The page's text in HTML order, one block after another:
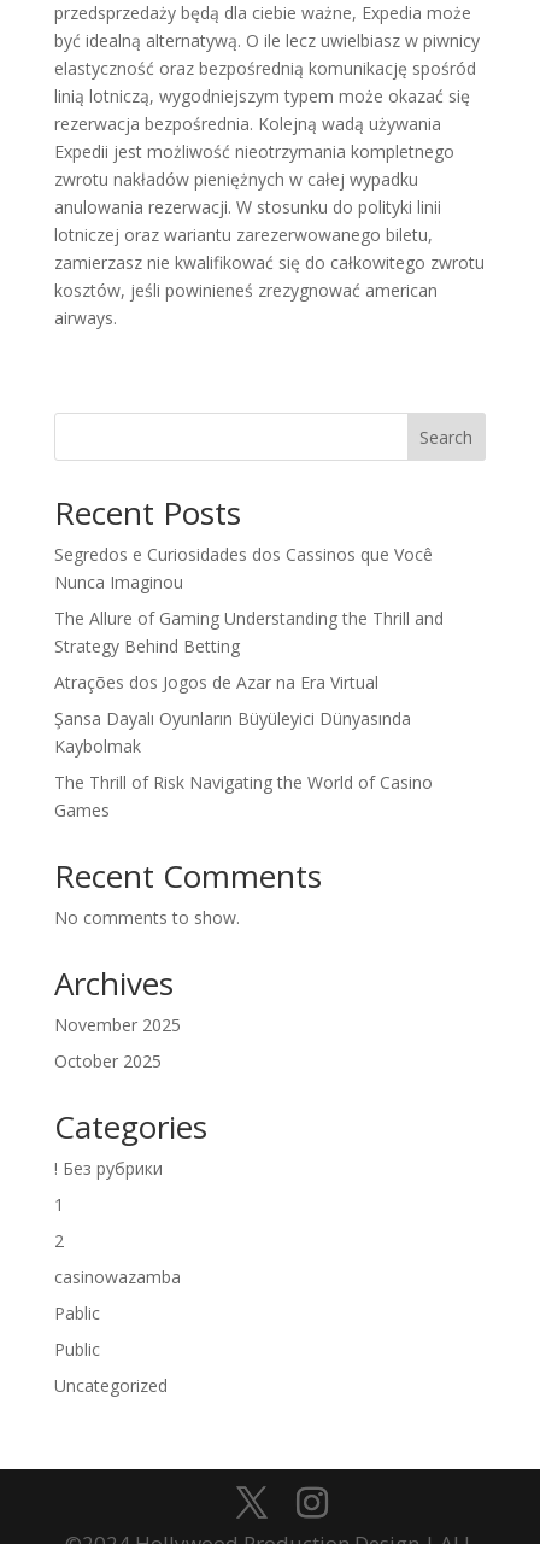
przedsprzedaży będą dla ciebie ważne, Expedia może
być idealną alternatywą. O ile lecz uwielbiasz w piwnicy
elastyczność oraz bezpośrednią komunikację spośród
linią lotniczą, wygodniejszym typem może okazać się
rezerwacja bezpośrednia. Kolejną wadą używania
Expedii jest możliwość nieotrzymania kompletnego
zwrotu nakładów pieniężnych w całej wypadku
anulowania rezerwacji. W stosunku do polityki linii
lotniczej oraz wariantu zarezerwowanego biletu,
zamierzasz nie kwalifikować się do całkowitego zwrotu
kosztów, jeśli powinieneś zrezygnować american
airways.
Search
Recent Posts
Segredos e Curiosidades dos Cassinos que Você
Nunca Imaginou
The Allure of Gaming Understanding the Thrill and
Strategy Behind Betting
Atrações dos Jogos de Azar na Era Virtual
Şansa Dayalı Oyunların Büyüleyici Dünyasında
Kaybolmak
The Thrill of Risk Navigating the World of Casino
Games
Recent Comments
No comments to show.
Archives
November 2025
October 2025
Categories
! Без рубрики
1
2
casinowazamba
Pablic
Public
Uncategorized